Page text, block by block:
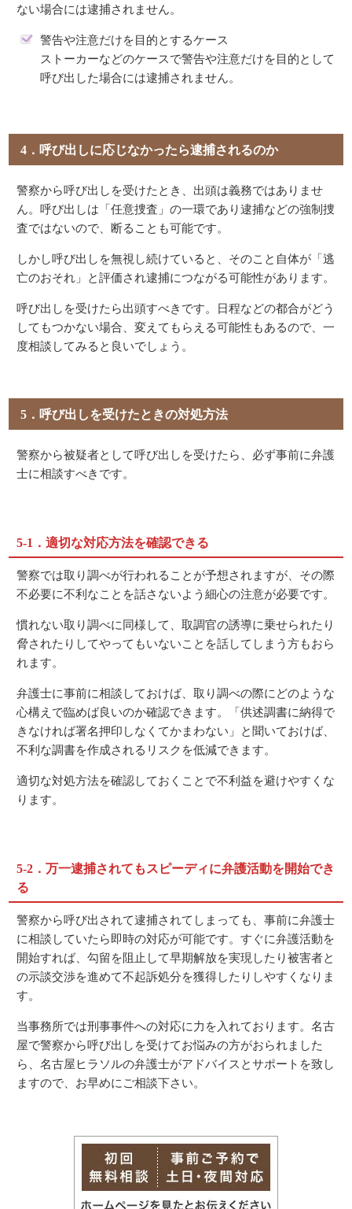
ない場合には逮捕されません。
警告や注意だけを目的とするケース
ストーカーなどのケースで警告や注意だけを目的として
呼び出した場合には逮捕されません。
4．呼び出しに応じなかったら逮捕されるのか
警察から呼び出しを受けたとき、出頭は義務ではありませ
ん。呼び出しは「任意捜査」の一環であり逮捕などの強制捜
査ではないので、断ることも可能です。
しかし呼び出しを無視し続けていると、そのこと自体が「逃
亡のおそれ」と評価され逮捕につながる可能性があります。
呼び出しを受けたら出頭すべきです。日程などの都合がどう
してもつかない場合、変えてもらえる可能性もあるので、一
度相談してみると良いでしょう。
5．呼び出しを受けたときの対処方法
警察から被疑者として呼び出しを受けたら、必ず事前に弁護
士に相談すべきです。
5-1．適切な対応方法を確認できる
警察では取り調べが行われることが予想されますが、その際
不必要に不利なことを話さないよう細心の注意が必要です。
慣れない取り調べに同様して、取調官の誘導に乗せられたり
脅されたりしてやってもいないことを話してしまう方もおら
れます。
弁護士に事前に相談しておけば、取り調べの際にどのような
心構えで臨めば良いのか確認できます。「供述調書に納得で
きなければ署名押印しなくてかまわない」と聞いておけば、
不利な調書を作成されるリスクを低減できます。
適切な対処方法を確認しておくことで不利益を避けやすくな
ります。
5-2．万一逮捕されてもスピーディに弁護活動を開始でき
る
警察から呼び出されて逮捕されてしまっても、事前に弁護士
に相談していたら即時の対応が可能です。すぐに弁護活動を
開始すれば、勾留を阻止して早期解放を実現したり被害者と
の示談交渉を進めて不起訴処分を獲得したりしやすくなりま
す。
当事務所では刑事事件への対応に力を入れております。名古
屋で警察から呼び出しを受けてお悩みの方がおられました
ら、名古屋ヒラソルの弁護士がアドバイスとサポートを致し
ますので、お早めにご相談下さい。